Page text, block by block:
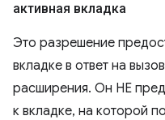
активная вкладка
Это разрешение
вкладке в ответ на
расширения. Он НЕ
к вкладке, на которой